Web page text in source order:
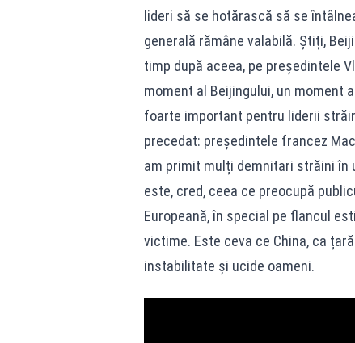
lideri să se hotărască să se
generală rămâne valabilă. Știți,
timp după aceea, pe președintele
moment al Beijingului, un moment
foarte important pentru liderii
precedat: președintele francez
am primit mulți demnitari străini în
este, cred, ceea ce preocupă
Europeană, în special pe flancul
victime. Este ceva ce China, ca
instabilitate și ucide oameni.